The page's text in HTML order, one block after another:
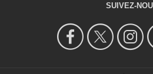
SUIVEZ-